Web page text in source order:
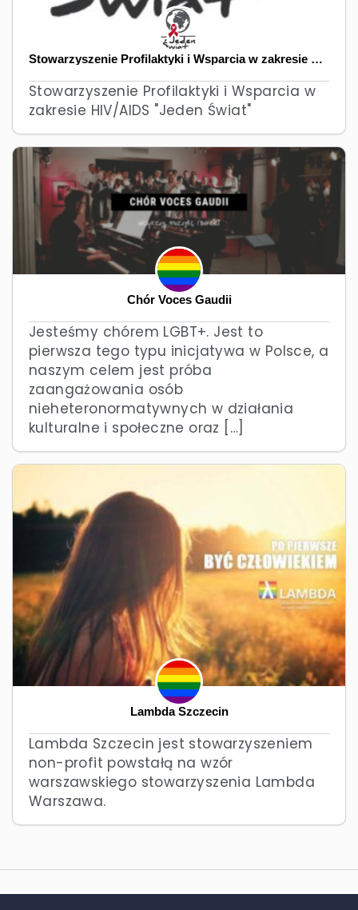
Stowarzyszenie Profilaktyki i Wsparcia w zakresie HIV / AIDS "Jeden Świat"
Stowarzyszenie Profilaktyki i Wsparcia w
zakresie HIV/AIDS "Jeden Świat"
Chór Voces Gaudii
Jesteśmy chórem LGBT+. Jest to
pierwsza tego typu inicjatywa w Polsce, a
naszym celem jest próba
zaangażowania osób
nieheteronormatywnych w działania
kulturalne i społeczne oraz […]
Lambda Szczecin
Lambda Szczecin jest stowarzyszeniem
non-profit powstałą na wzór
warszawskiego stowarzyszenia Lambda
Warszawa.